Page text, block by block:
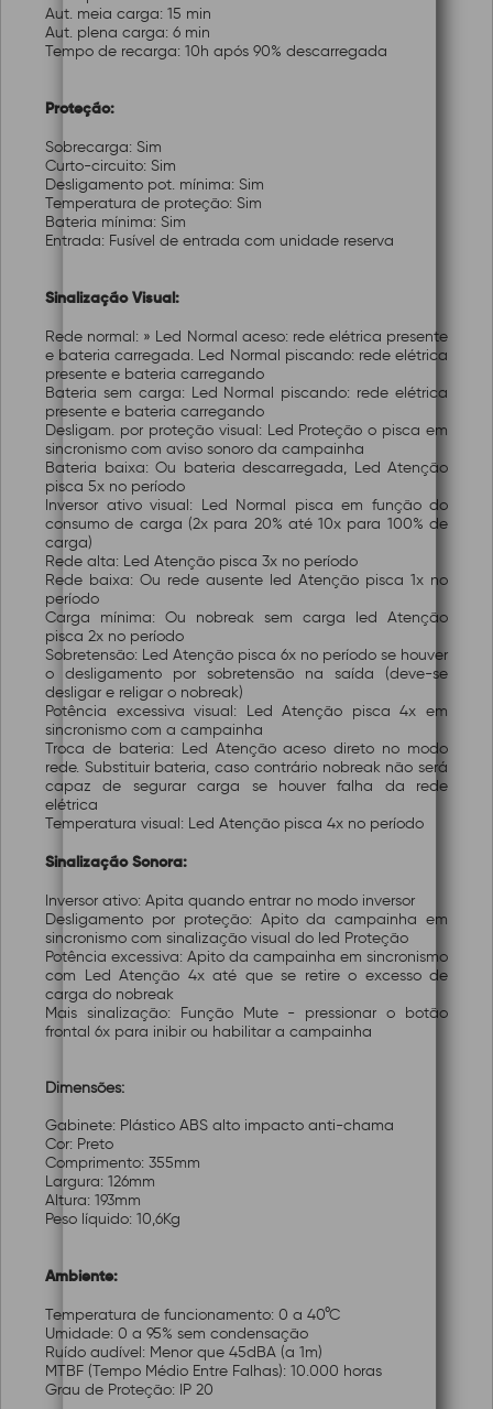
Aut. meia carga: 15 min
Aut. plena carga: 6 min
Tempo de recarga: 10h após 90% descarregada
Proteção:
Sobrecarga: Sim
Curto-circuito: Sim
Desligamento pot. mínima: Sim
Temperatura de proteção: Sim
Bateria mínima: Sim
Entrada: Fusível de entrada com unidade reserva
Sinalização Visual:
Rede normal: » Led Normal aceso: rede elétrica presente
e bateria carregada. Led Normal piscando: rede elétrica
presente e bateria carregando
Bateria sem carga: Led Normal piscando: rede elétrica
presente e bateria carregando
Desligam. por proteção visual: Led Proteção o pisca em
sincronismo com aviso sonoro da campainha
Bateria baixa: Ou bateria descarregada, Led Atenção
pisca 5x no período
Inversor ativo visual: Led Normal pisca em função do
consumo de carga (2x para 20% até 10x para 100% de
carga)
Rede alta: Led Atenção pisca 3x no período
Rede baixa: Ou rede ausente led Atenção pisca 1x no
período
Carga mínima: Ou nobreak sem carga led Atenção
pisca 2x no período
Sobretensão: Led Atenção pisca 6x no período se houver
o desligamento por sobretensão na saída (deve-se
desligar e religar o nobreak)
Potência excessiva visual: Led Atenção pisca 4x em
sincronismo com a campainha
Troca de bateria: Led Atenção aceso direto no modo
rede. Substituir bateria, caso contrário nobreak não será
capaz de segurar carga se houver falha da rede
elétrica
Temperatura visual: Led Atenção pisca 4x no período
Sinalização Sonora:
Inversor ativo: Apita quando entrar no modo inversor
Desligamento por proteção: Apito da campainha em
sincronismo com sinalização visual do led Proteção
Potência excessiva: Apito da campainha em sincronismo
com Led Atenção 4x até que se retire o excesso de
carga do nobreak
Mais sinalização: Função Mute - pressionar o botão
frontal 6x para inibir ou habilitar a campainha
Dimensões:
Gabinete: Plástico ABS alto impacto anti-chama
Cor: Preto
Comprimento: 355mm
Largura: 126mm
Altura: 193mm
Peso líquido: 10,6Kg
Ambiente:
Temperatura de funcionamento: 0 a 40°C
Umidade: 0 a 95% sem condensação
Ruído audível: Menor que 45dBA (a 1m)
MTBF (Tempo Médio Entre Falhas): 10.000 horas
Grau de Proteção: IP 20